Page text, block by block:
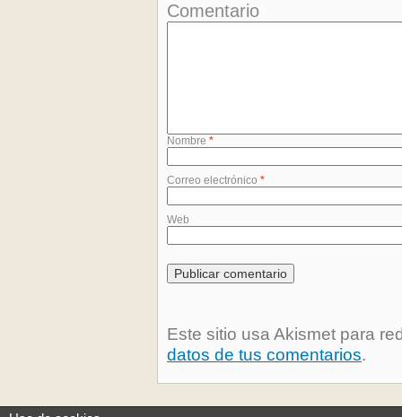
Comentario
Nombre *
Correo electrónico *
Web
Este sitio usa Akismet para
datos de tus comentarios.